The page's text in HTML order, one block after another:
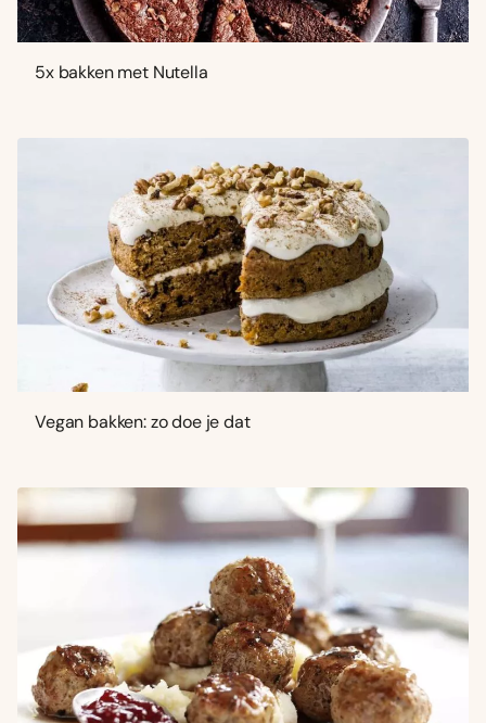
5x bakken met Nutella
Vegan bakken: zo doe je dat